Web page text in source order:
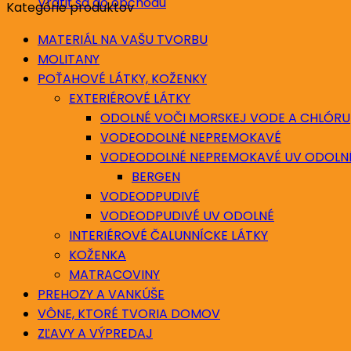
Kategórie produktov
MATERIÁL NA VAŠU TVORBU
MOLITANY
POŤAHOVÉ LÁTKY, KOŽENKY
EXTERIÉROVÉ LÁTKY
ODOLNÉ VOČI MORSKEJ VODE A CHLÓRU
VODEODOLNÉ NEPREMOKAVÉ
VODEODOLNÉ NEPREMOKAVÉ UV
BERGEN
VODEODPUDIVÉ
VODEODPUDIVÉ UV ODOLNÉ
INTERIÉROVÉ ČALUNNÍCKE LÁTKY
KOŽENKA
MATRACOVINY
PREHOZY A VANKÚŠE
VÔNE, KTORÉ TVORIA DOMOV
ZĽAVY A VÝPREDAJ